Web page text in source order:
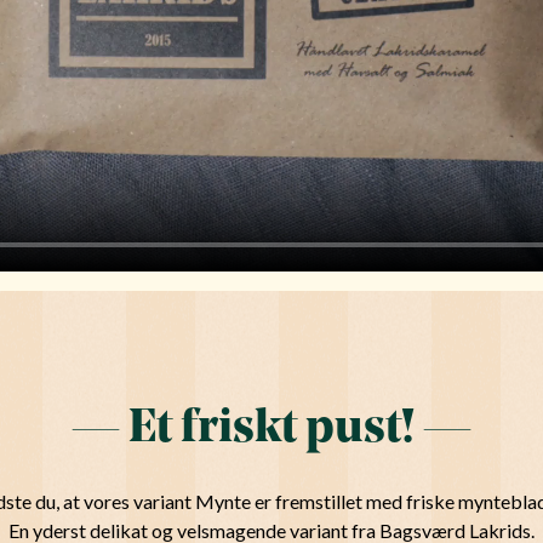
— Et friskt pust! —
du, at vores variant Mynte er fremstillet med friske
En yderst delikat og velsmagende variant fra Bagsværd Lakrids.